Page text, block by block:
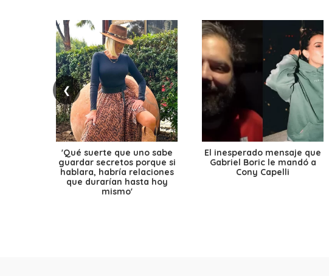
❮
'Qué suerte que uno sabe
guardar secretos porque si
hablara, habría relaciones
que durarían hasta hoy
mismo'
El inesperado mensaje que
Gabriel Boric le mandó a
Cony Capelli